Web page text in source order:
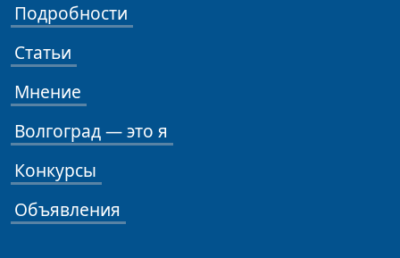
Подробности
Статьи
Мнение
Волгоград — это я
Конкурсы
Объявления